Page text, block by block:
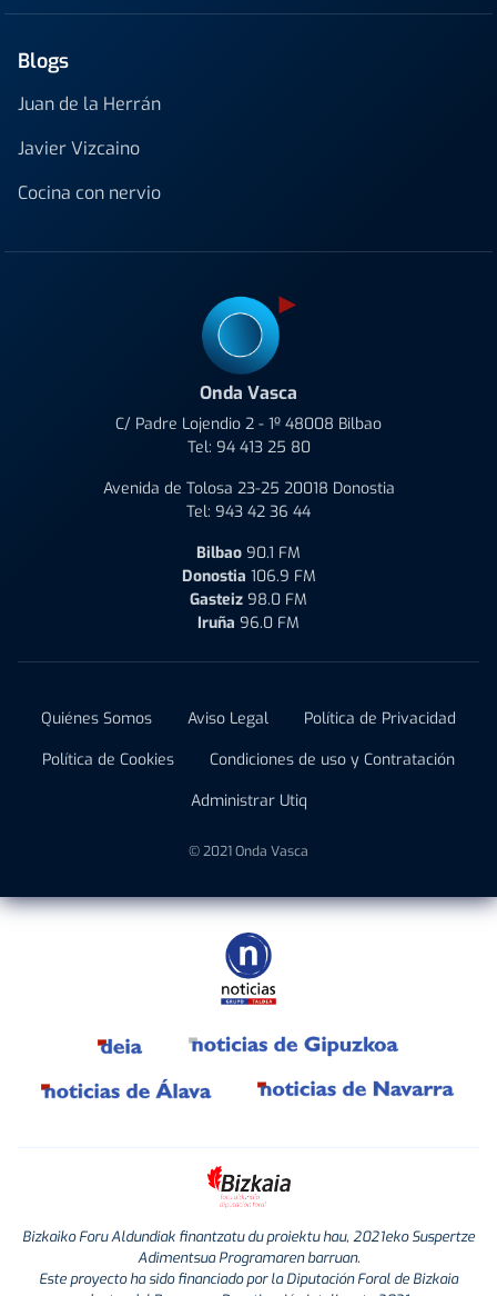
Blogs
Juan de la Herrán
Javier Vizcaino
Cocina con nervio
Onda Vasca
C/ Padre Lojendio 2 - 1º 48008 Bilbao
Tel: 94 413 25 80
Avenida de Tolosa 23-25 20018 Donostia
Tel: 943 42 36 44
Bilbao 90.1 FM
Donostia 106.9 FM
Gasteiz 98.0 FM
Iruña 96.0 FM
Quiénes Somos Aviso Legal
Política de Privacidad
Política de Cookies
Condiciones de uso y Contratación
Administrar Utiq
© 2021 Onda Vasca
Bizkaiko Foru Aldundiak finantzatu du proiektu hau, 2021eko Suspertze
Adimentsua Programaren barruan.
Este proyecto ha sido financiado por la Diputación Foral de Bizkaia